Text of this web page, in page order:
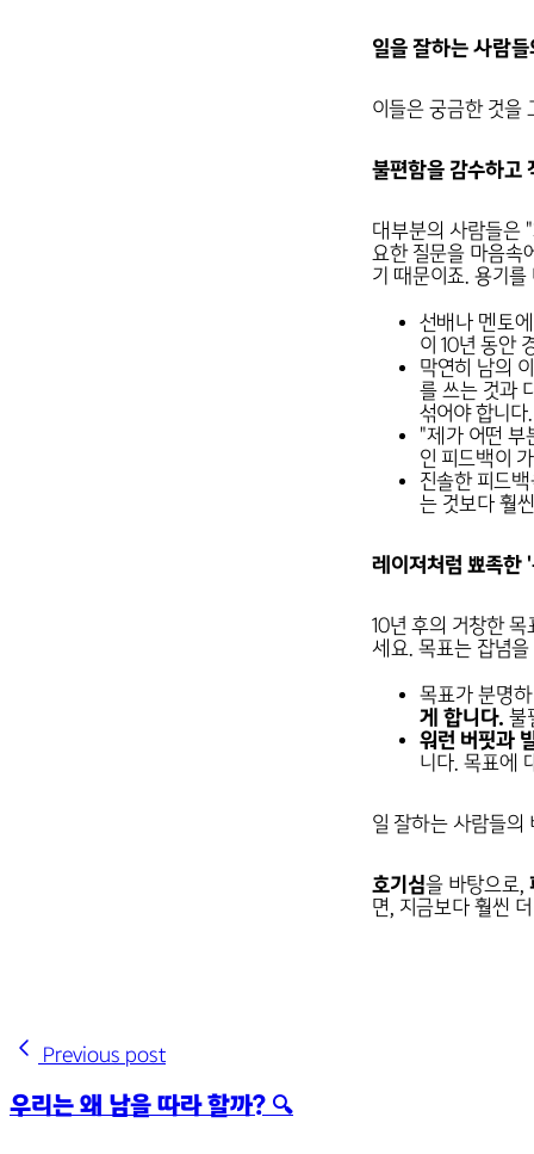
일을 잘하는 사람
이들은 궁금한 것을
불편함을 감수하고
대부분의 사람들은
요한 질문을 마음속
기 때문이죠. 용기
선배나 멘토
이 10년 동안
막연히 남의
를 쓰는 것과
섞어야 합니
"제가 어떤 부
인 피드백이
진솔한 피드
는 것보다 훨
레이저처럼 뾰족한
10년 후의 거창한
세요. 목표는 잡념
목표가 분명
게 합니다. 불
워런 버핏과
니다. 목표에
일 잘하는 사람들의
호기심을 바탕으로,
면, 지금보다 훨씬
Previous post
우리는 왜 남을 따라 할까? 🔍